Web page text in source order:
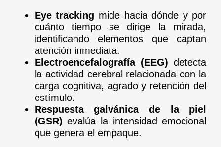
Eye tracking mide hacia dónde y por
cuánto tiempo se dirige la mirada,
identificando elementos que captan
atención inmediata.
Electroencefalografía (EEG) detecta
la actividad cerebral relacionada con la
carga cognitiva, agrado y retención del
estímulo.
Respuesta galvánica de la piel
(GSR) evalúa la intensidad emocional
que genera el empaque.